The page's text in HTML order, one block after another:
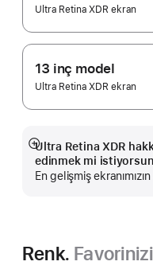
Ultra Retina XDR ekran
13 inç model
Ultra Retina XDR ekran
Ultra Retina XDR
edinmek mi
En gelişmiş
Daha
fazlasını
göster
Renk.